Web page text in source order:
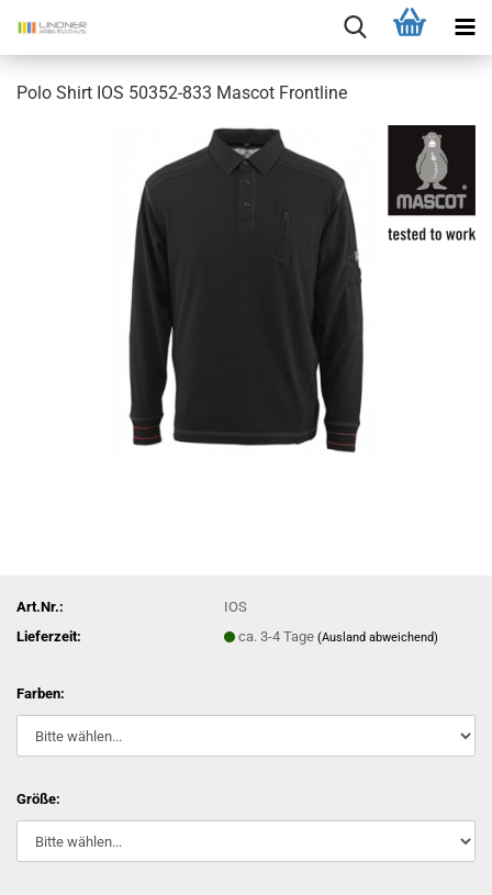
Polo Shirt IOS 50352-833 Mascot Frontline
Art.Nr.:
IOS
Lieferzeit:
ca. 3-4 Tage(Ausland abweichend)
Farben:
Größe: